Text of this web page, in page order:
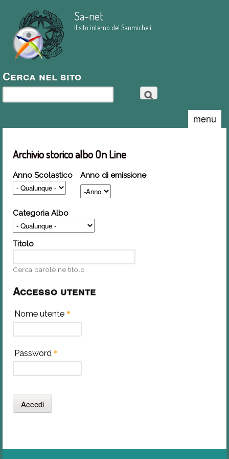
principale
Sa-net
Il sito interno del Sanmicheli
Cerca nel sito
menu
Archivio storico albo On Line
Anno Scolastico
Anno di emissione
Anno
Categoria Albo
Titolo
Cerca parole ne titolo
Accesso utente
Nome utente *
Password *